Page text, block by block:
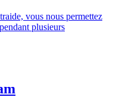
vous nous permettez
plusieurs